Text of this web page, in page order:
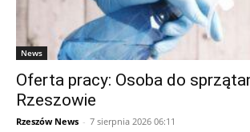
News
Oferta pracy: Osoba do
Rzeszowie
Rzeszów News - 7 sierpnia 2026 06:11